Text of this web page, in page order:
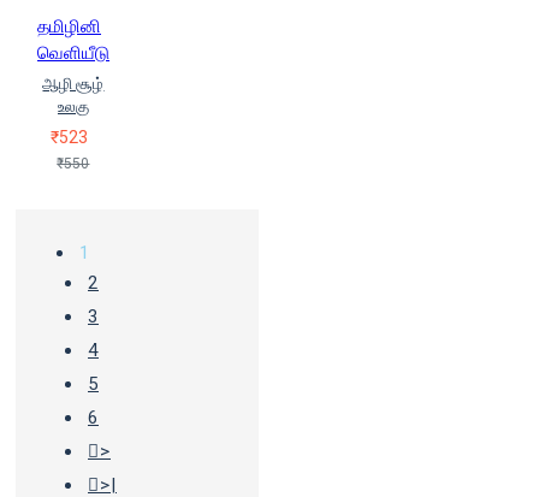
தமிழினி
வெளியீடு
ஆழி சூழ்
உலகு
₹523
₹550
1
2
3
4
5
6
>
>|